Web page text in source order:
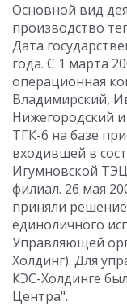
Основной вид
производство
Дата
года. С 1 марта
операционная
Владимирский,
Нижегородский и
ТГК-6 на базе
входившей в
Игумновской
филиал. 26 мая
приняли
единоличного
Управляющей
Холдинг). Для
КЭС-Холдинге
Центра".